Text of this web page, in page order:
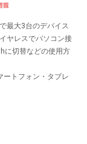
最大3台のデバイス
ヤレスでパソコン接
に切替などの使用方
ートフォン・タブレ